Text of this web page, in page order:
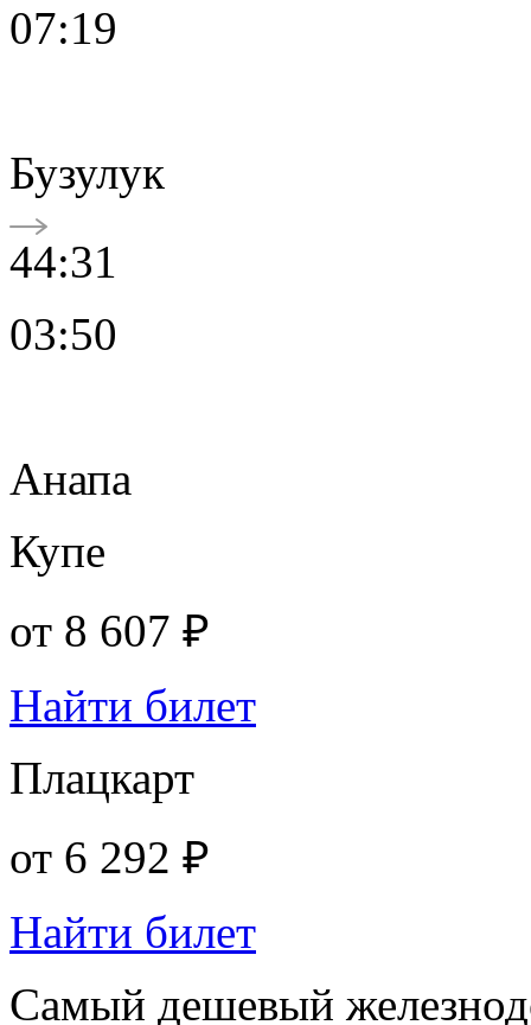
07:19
Бузулук
44:31
03:50
Анапа
Купе
от 8 607 ₽
Найти билет
Плацкарт
от 6 292 ₽
Найти билет
Самый дешевый